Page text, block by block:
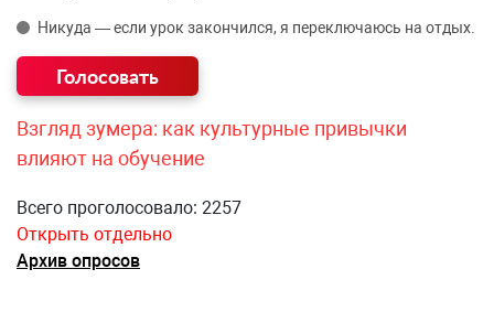
Никуда — если урок закончился, я переключаюсь на отдых.
Взгляд зумера: как культурные привычки
влияют на обучение
Всего проголосовало: 2257
Открыть отдельно
Архив опросов